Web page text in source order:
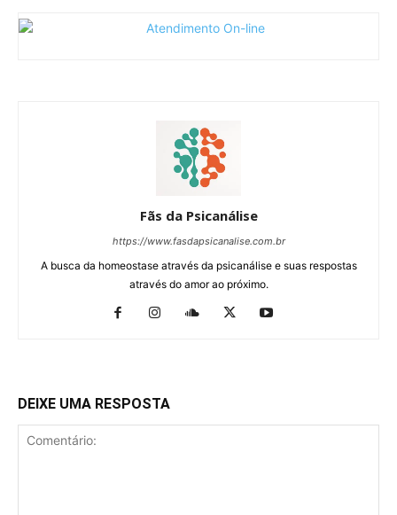
Fãs da Psicanálise
https://www.fasdapsicanalise.com.br
A busca da homeostase através da psicanálise e suas respostas
através do amor ao próximo.
DEIXE UMA RESPOSTA